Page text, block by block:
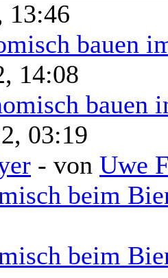
13:46
bauen
14:08
bauen
03:19
- von Uwe
beim
beim